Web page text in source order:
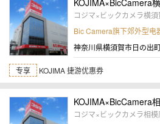
コジマ×ビックカメラ横
Bic Camera旗下郊外型电
神奈川県横須賀市日の出
专享 KOJIMA 捷游优惠券
KOJIMA×BicCamera
コジマ×ビックカメラ相